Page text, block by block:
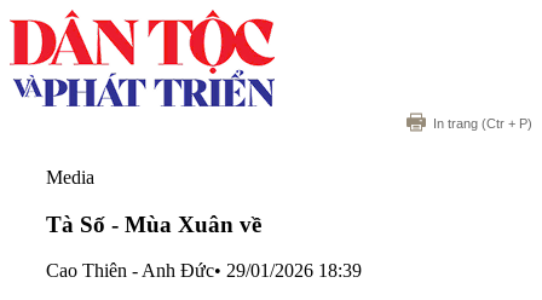
In trang (Ctr + P)
Media
Tà Số - Mùa Xuân về
Cao Thiên - Anh Đức• 29/01/2026 18:39